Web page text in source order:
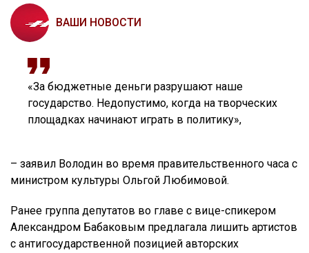
ВАШИ НОВОСТИ
«За бюджетные деньги разрушают наше
государство. Недопустимо, когда на творческих
площадках начинают играть в политику»,
– заявил Володин во время правительственного часа с
министром культуры Ольгой Любимовой.
Ранее группа депутатов во главе с вице-спикером
Александром Бабаковым предлагала лишить артистов
с антигосударственной позицией авторских